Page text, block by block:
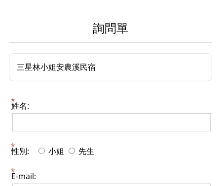
詢問單
三星林小姐安農溪民宿
姓名:
性別: 小姐 先生
E-mail: